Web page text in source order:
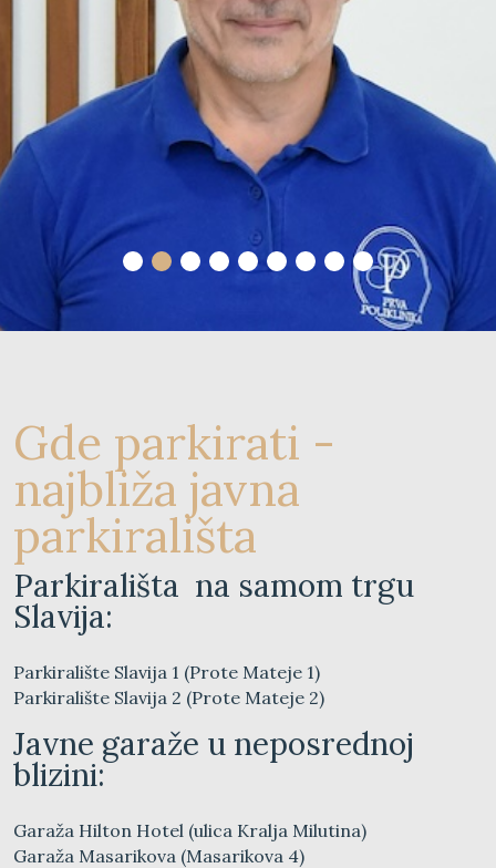
Gde parkirati -
najbliža javna
parkirališta
Parkirališta na samom trgu
Slavija:
Parkiralište Slavija 1 (Prote Mateje 1)
Parkiralište Slavija 2 (Prote Mateje 2)
Javne garaže u neposrednoj
blizini:
Garaža Hilton Hotel (ulica Kralja Milutina)
Garaža Masarikova (Masarikova 4)